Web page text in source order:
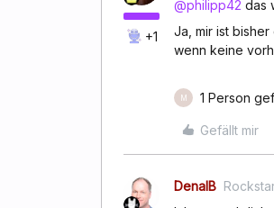
+1
@philipp42 das
Ja, mir ist
wenn keine
M 1 Person
Gefällt mir
DenalB